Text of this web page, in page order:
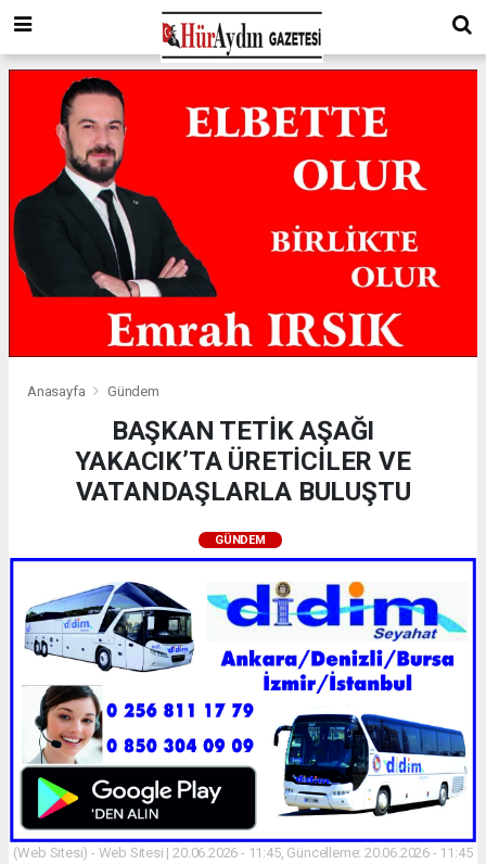
Anasayfa Gündem
BAŞKAN TETİK AŞAĞI
YAKACIK’TA ÜRETİCİLER VE
VATANDAŞLARLA BULUŞTU
GÜNDEM
(Web Sitesi) - Web Sitesi | 20.06.2026 - 11:45, Güncelleme: 20.06.2026 - 11:45